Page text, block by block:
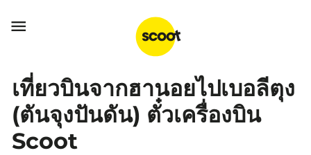

เที่ยวบินจากฮานอยไปเบอลีตุง
(ตันจุงปันดัน) ตั๋วเครื่องบิน
Scoot